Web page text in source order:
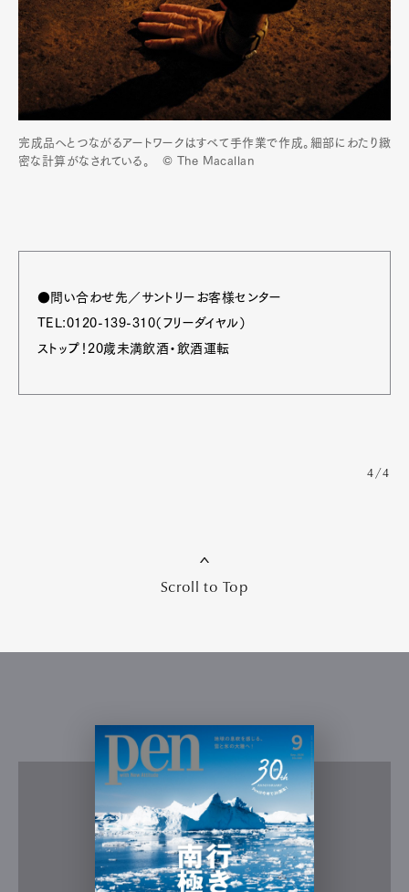
完成品へとつながるアートワークはすべて手作業で作成。細部にわたり緻
密な計算がなされている。 © The Macallan
●問い合わせ先／サントリーお客様センター
TEL:0120-139-310（フリーダイヤル）
ストップ！20歳未満飲酒・飲酒運転
4/4
Scroll to Top